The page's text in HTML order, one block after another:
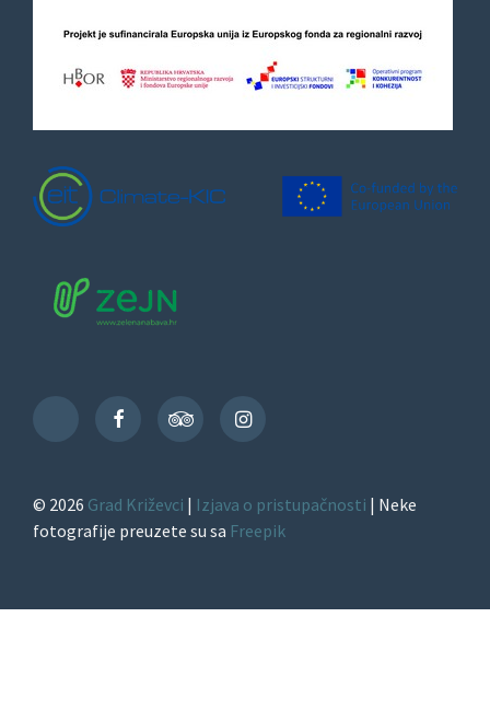
TikTok
FacebookTripAdvisorInstagram
© 2026 Grad Križevci | Izjava o pristupačnosti | Neke
fotografije preuzete su sa Freepik